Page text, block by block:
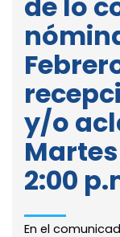
y/o
Martes
2:00
En el